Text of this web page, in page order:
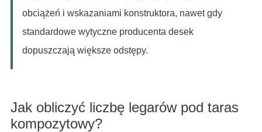
obciążeń i wskazaniami konstruktora, nawet gdy
standardowe wytyczne producenta desek
dopuszczają większe odstępy.
Jak obliczyć liczbę legarów pod taras
kompozytowy?